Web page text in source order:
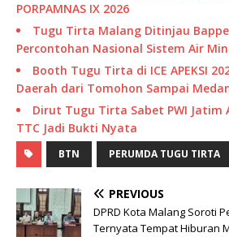
PORPAMNAS IX 2026
Tugu Tirta Malang Ditinjau
Percontohan Nasional Sistem Air
Booth Tugu Tirta di ICE APEKSI
Daerah dari Tomohon Sampai
Dirut Tugu Tirta Sabet PWI Jatim
TTC Jadi Bukti Nyata
BTN PERUMDA TUGU TIRTA
PREVIOUS
DPRD Kota Malang Soroti
Ternyata Tempat Hiburan